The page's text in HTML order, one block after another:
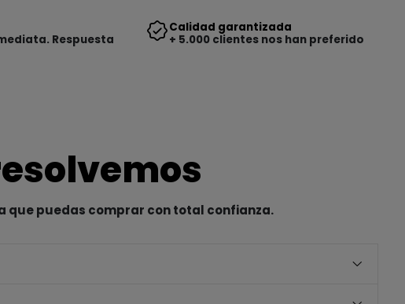
Respuesta
Calidad garantizada
+ 5.000 clientes nos han preferido
que puedas comprar con total confianza.